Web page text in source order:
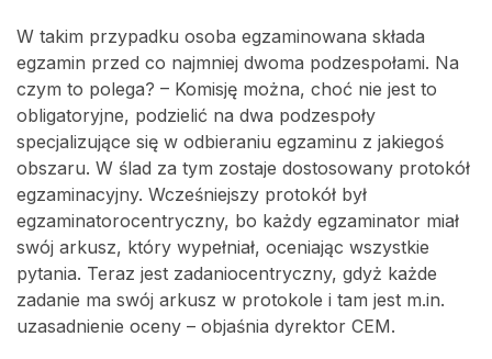
W takim przypadku osoba egzaminowana składa
egzamin przed co najmniej dwoma podzespołami. Na
czym to polega? – Komisję można, choć nie jest to
obligatoryjne, podzielić na dwa podzespoły
specjalizujące się w odbieraniu egzaminu z jakiegoś
obszaru. W ślad za tym zostaje dostosowany protokół
egzaminacyjny. Wcześniejszy protokół był
egzaminatorocentryczny, bo każdy egzaminator miał
swój arkusz, który wypełniał, oceniając wszystkie
pytania. Teraz jest zadaniocentryczny, gdyż każde
zadanie ma swój arkusz w protokole i tam jest m.in.
uzasadnienie oceny – objaśnia dyrektor CEM.